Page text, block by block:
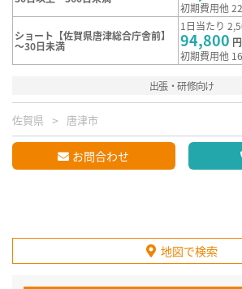
初期費用他
ショート【佐賀県唐津総合庁舎前】
～30日未満
1日当たり
94,800
初期費用他
出張・研修向け
佐賀県 唐津市
お問合わせ
地図で検索